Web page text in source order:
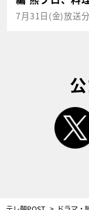
7月31日(金)放送分